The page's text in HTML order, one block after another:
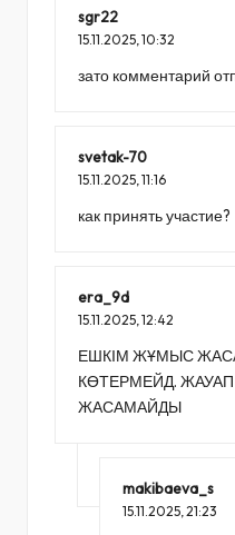
sgr22
15.11.2025,10:32
зато комментарий
svetak-70
15.11.2025,11:16
как принять участие?
era_9d
15.11.2025, 12:42
ЕШКІМ ЖҰМЫС
КӨТЕРМЕЙД. ЖАУАП
ЖАСАМАЙДЫ
makibaeva_s
15.11.2025, 21:23